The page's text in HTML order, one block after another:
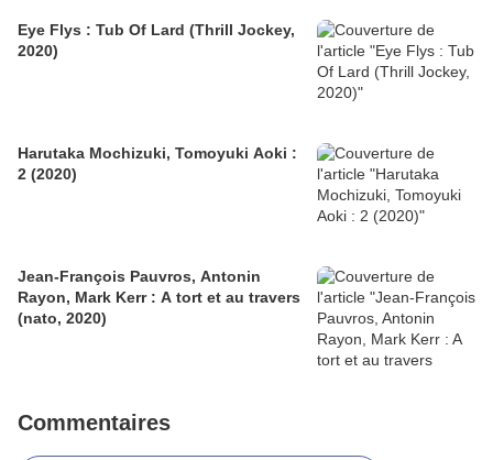
Eye Flys : Tub Of Lard (Thrill Jockey,
2020)
Harutaka Mochizuki, Tomoyuki Aoki :
2 (2020)
Jean-François Pauvros, Antonin
Rayon, Mark Kerr : A tort et au travers
(nato, 2020)
Commentaires